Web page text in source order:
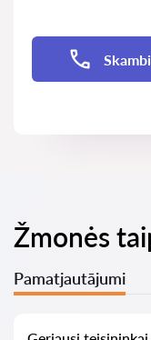
Žmonės
Pamatjautājumi